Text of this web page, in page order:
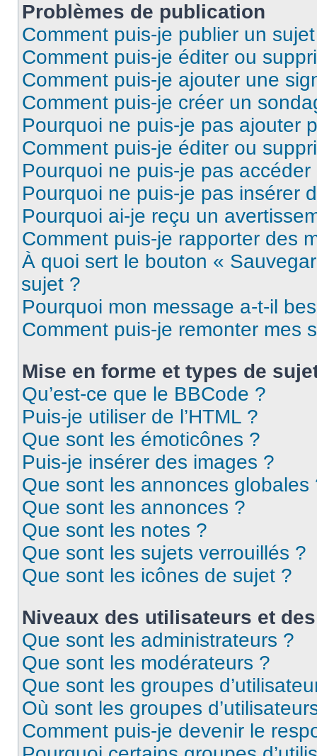
Problèmes de publication
Comment puis-je publier un
Comment puis-je éditer ou
Comment puis-je ajouter une
Comment puis-je créer un
Pourquoi ne puis-je pas ajouter
Comment puis-je éditer ou
Pourquoi ne puis-je pas
Pourquoi ne puis-je pas insérer
Pourquoi ai-je reçu un
Comment puis-je rapporter des
À quoi sert le bouton «
sujet ?
Pourquoi mon message a-t-il
Comment puis-je remonter mes
Mise en forme et types de
Qu’est-ce que le BBCode ?
Puis-je utiliser de l’HTML ?
Que sont les émoticônes ?
Puis-je insérer des images ?
Que sont les annonces globales
Que sont les annonces ?
Que sont les notes ?
Que sont les sujets verrouillés ?
Que sont les icônes de sujet ?
Niveaux des utilisateurs et
Que sont les administrateurs ?
Que sont les modérateurs ?
Que sont les groupes
Où sont les groupes
Comment puis-je devenir le